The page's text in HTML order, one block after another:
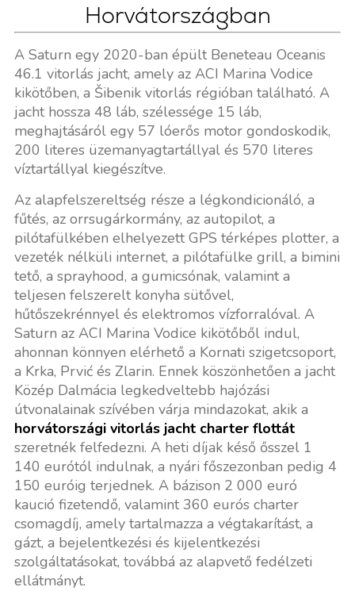
Horvátországban
A Saturn egy 2020-ban épült Beneteau Oceanis
46.1 vitorlás jacht, amely az ACI Marina Vodice
kikötőben, a Šibenik vitorlás régióban található. A
jacht hossza 48 láb, szélessége 15 láb,
meghajtásáról egy 57 lóerős motor gondoskodik,
200 literes üzemanyagtartállyal és 570 literes
víztartállyal kiegészítve.
Az alapfelszereltség része a légkondicionáló, a
fűtés, az orrsugárkormány, az autopilot, a
pilótafülkében elhelyezett GPS térképes plotter, a
vezeték nélküli internet, a pilótafülke grill, a bimini
tető, a sprayhood, a gumicsónak, valamint a
teljesen felszerelt konyha sütővel,
hűtőszekrénnyel és elektromos vízforralóval. A
Saturn az ACI Marina Vodice kikötőből indul,
ahonnan könnyen elérhető a Kornati szigetcsoport,
a Krka, Prvić és Zlarin. Ennek köszönhetően a jacht
Közép Dalmácia legkedveltebb hajózási
útvonalainak szívében várja mindazokat, akik a
horvátországi vitorlás jacht charter flottát
szeretnék felfedezni. A heti díjak késő ősszel 1
140 eurótól indulnak, a nyári főszezonban pedig 4
150 euróig terjednek. A bázison 2 000 euró
kaució fizetendő, valamint 360 eurós charter
csomagdíj, amely tartalmazza a végtakarítást, a
gázt, a bejelentkezési és kijelentkezési
szolgáltatásokat, továbbá az alapvető fedélzeti
ellátmányt.